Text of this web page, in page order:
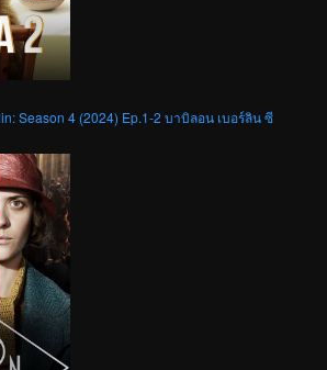
Season 4 (2024) Ep.1-2 บาบิลอน เบอร์ลิน ซี